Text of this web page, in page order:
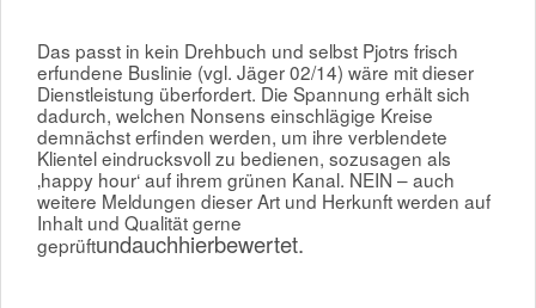
Das passt in kein Drehbuch und selbst Pjotrs frisch
erfundene Buslinie (vgl. Jäger 02/14) wäre mit dieser
Dienstleistung überfordert. Die Spannung erhält sich
dadurch, welchen Nonsens einschlägige Kreise
demnächst erfinden werden, um ihre verblendete
Klientel eindrucksvoll zu bedienen, sozusagen als
‚happy hour‘ auf ihrem grünen Kanal. NEIN – auch
weitere Meldungen dieser Art und Herkunft werden auf
Inhalt und Qualität gerne
geprüftundauchhierbewertet.